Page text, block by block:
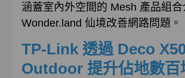
涵蓋室內外空間的 Mesh 產品組
Wonder.land 仙境改善網路問題。
TP-Link 透過 Deco
Outdoor 提升佔地數百